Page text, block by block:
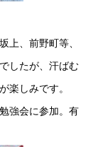
上、前野町等、
したが、汗ばむ
楽しみです。
強会に参加。有